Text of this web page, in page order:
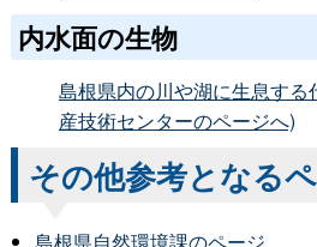
内水面の生物
島根県内の川や湖に生息す
産技術センターのページへ)
その他参考となる